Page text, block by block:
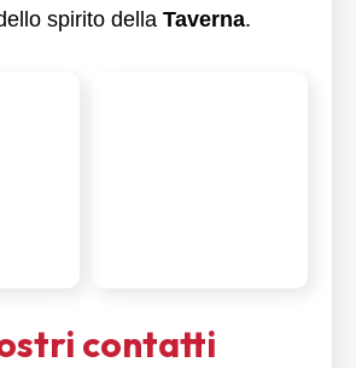
spirito della Taverna.
contatti